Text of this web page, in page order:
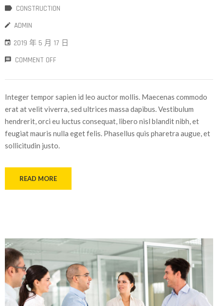
CONSTRUCTION
ADMIN
2019 年 5 月 17 日
COMMENT OFF
Integer tempor sapien id leo auctor mollis. Maecenas commodo
erat at velit viverra, sed ultrices massa dapibus. Vestibulum
hendrerit, orci eu luctus consequat, libero nisl blandit nibh, et
feugiat mauris nulla eget felis. Phasellus quis pharetra augue, et
sollicitudin justo.
READ MORE